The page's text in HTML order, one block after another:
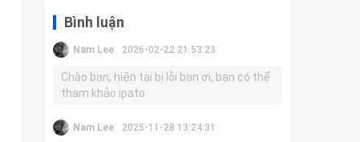
Bình luận
Nam Lee 2026-02-22 21:53:23
Chào bạn, hiện tại bị lỗi bạn ơi, bạn có thể
tham khảo ipato
Nam Lee 2025-11-28 13:24:31